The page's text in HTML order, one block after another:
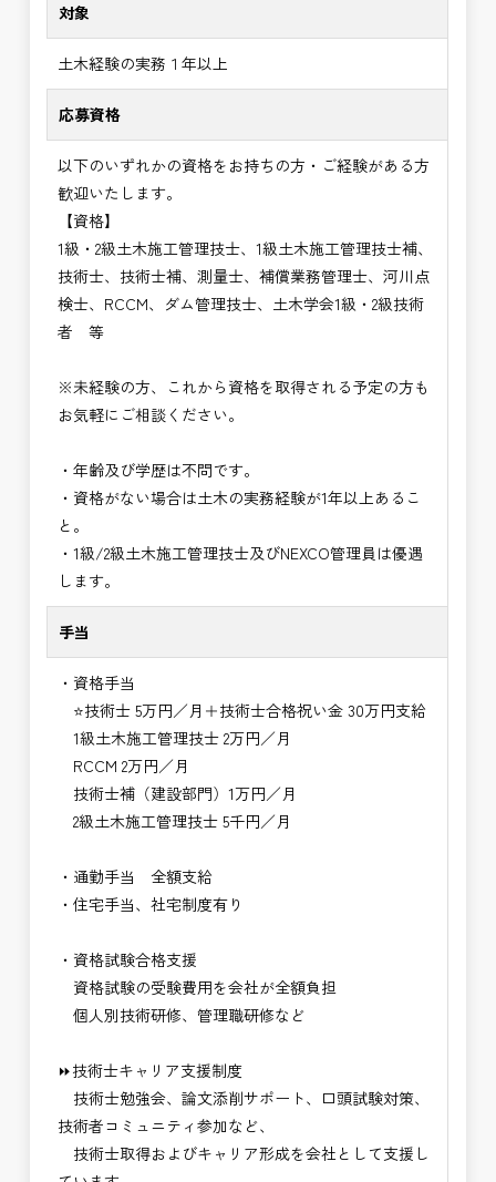
対象
土木経験の実務１年以上
応募資格
以下のいずれかの資格をお持ちの方・ご経験がある方
歓迎いたします。
【資格】
1級・2級土木施工管理技士、1級土木施工管理技士補、
技術士、技術士補、測量士、補償業務管理士、河川点
検士、RCCM、ダム管理技士、土木学会1級・2級技術
者 等
※未経験の方、これから資格を取得される予定の方も
お気軽にご相談ください。
・年齢及び学歴は不問です。
・資格がない場合は土木の実務経験が1年以上あるこ
と。
・1級/2級土木施工管理技士及びNEXCO管理員は優遇
します。
手当
・資格手当
⭐技術士 5万円／月＋技術士合格祝い金 30万円支給
1級土木施工管理技士 2万円／月
RCCM 2万円／月
技術士補（建設部門）1万円／月
2級土木施工管理技士 5千円／月
・通勤手当 全額支給
・住宅手当、社宅制度有り
・資格試験合格支援
資格試験の受験費用を会社が全額負担
個人別技術研修、管理職研修など
⏩技術士キャリア支援制度
技術士勉強会、論文添削サポート、口頭試験対策、
技術者コミュニティ参加など、
技術士取得およびキャリア形成を会社として支援し